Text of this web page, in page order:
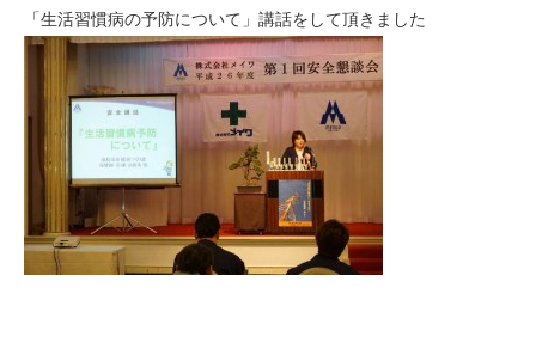
「生活習慣病の予防について」講話をして頂きました